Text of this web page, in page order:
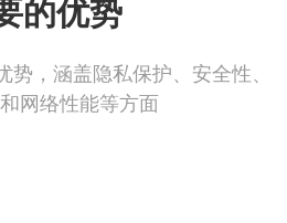
的优势
，涵盖隐私保护、安全性、
网络性能等方面